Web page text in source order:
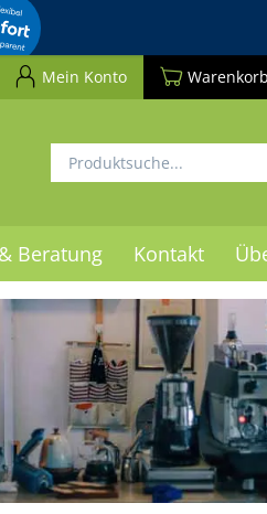
Mein Konto Warenkorb
Beratung Kontakt